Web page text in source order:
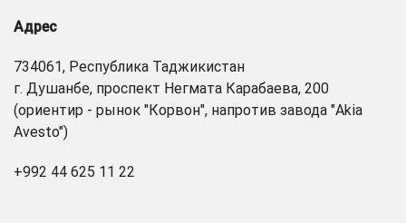
Адрес
734061, Республика Таджикистан
г. Душанбе, проспект Негмата Карабаева, 200
(ориентир - рынок "Корвон", напротив завода "Akia
Avesto")
+992 44 625 11 22